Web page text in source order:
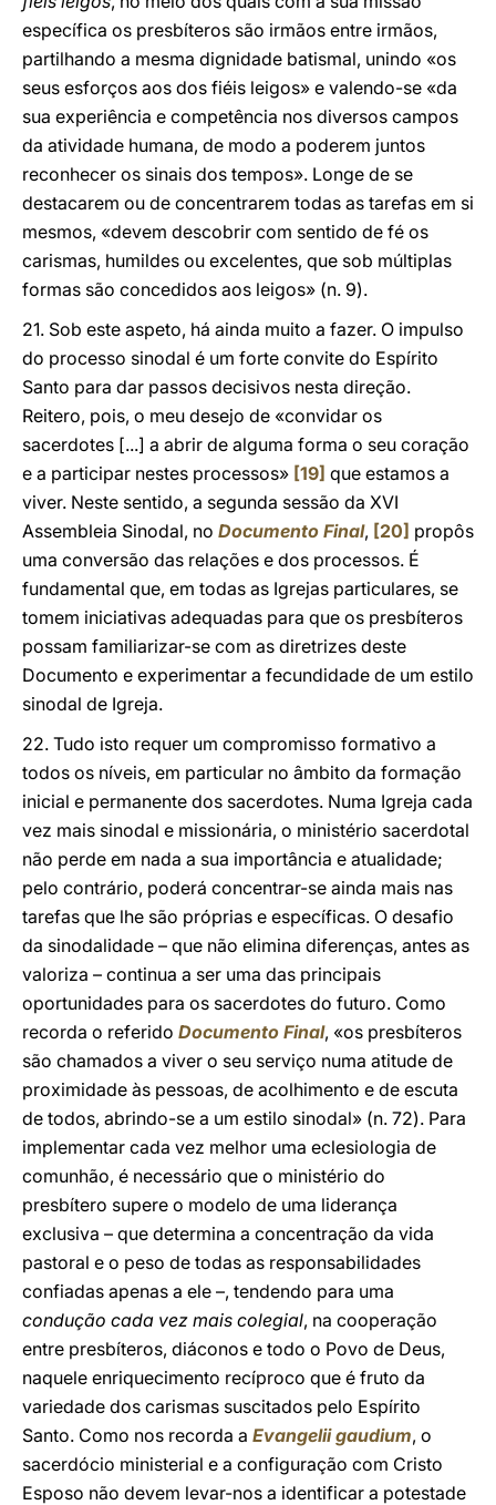
específica os presbíteros são irmãos entre irmãos,
partilhando a mesma dignidade batismal, unindo «os
seus esforços aos dos fiéis leigos» e valendo-se «da
sua experiência e competência nos diversos campos
da atividade humana, de modo a poderem juntos
reconhecer os sinais dos tempos». Longe de se
destacarem ou de concentrarem todas as tarefas em si
mesmos, «devem descobrir com sentido de fé os
carismas, humildes ou excelentes, que sob múltiplas
formas são concedidos aos leigos» (n. 9).
21. Sob este aspeto, há ainda muito a fazer. O impulso
do processo sinodal é um forte convite do Espírito
Santo para dar passos decisivos nesta direção.
Reitero, pois, o meu desejo de «convidar os
sacerdotes [...] a abrir de alguma forma o seu coração
e a participar nestes processos» [19] que estamos a
viver. Neste sentido, a segunda sessão da XVI
Assembleia Sinodal, no Documento Final, [20] propôs
uma conversão das relações e dos processos. É
fundamental que, em todas as Igrejas particulares, se
tomem iniciativas adequadas para que os presbíteros
possam familiarizar-se com as diretrizes deste
Documento e experimentar a fecundidade de um estilo
sinodal de Igreja.
22. Tudo isto requer um compromisso formativo a
todos os níveis, em particular no âmbito da formação
inicial e permanente dos sacerdotes. Numa Igreja cada
vez mais sinodal e missionária, o ministério sacerdotal
não perde em nada a sua importância e atualidade;
pelo contrário, poderá concentrar-se ainda mais nas
tarefas que lhe são próprias e específicas. O desafio
da sinodalidade – que não elimina diferenças, antes as
valoriza – continua a ser uma das principais
oportunidades para os sacerdotes do futuro. Como
recorda o referido Documento Final, «os presbíteros
são chamados a viver o seu serviço numa atitude de
proximidade às pessoas, de acolhimento e de escuta
de todos, abrindo-se a um estilo sinodal» (n. 72). Para
implementar cada vez melhor uma eclesiologia de
comunhão, é necessário que o ministério do
presbítero supere o modelo de uma liderança
exclusiva – que determina a concentração da vida
pastoral e o peso de todas as responsabilidades
confiadas apenas a ele –, tendendo para uma
condução cada vez mais colegial, na cooperação
entre presbíteros, diáconos e todo o Povo de Deus,
naquele enriquecimento recíproco que é fruto da
variedade dos carismas suscitados pelo Espírito
Santo. Como nos recorda a Evangelii gaudium, o
sacerdócio ministerial e a configuração com Cristo
Esposo não devem levar-nos a identificar a potestade